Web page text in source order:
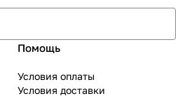
Помощь
Условия оплаты
Условия доставки